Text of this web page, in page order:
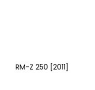
RM-Z 250 [2011]